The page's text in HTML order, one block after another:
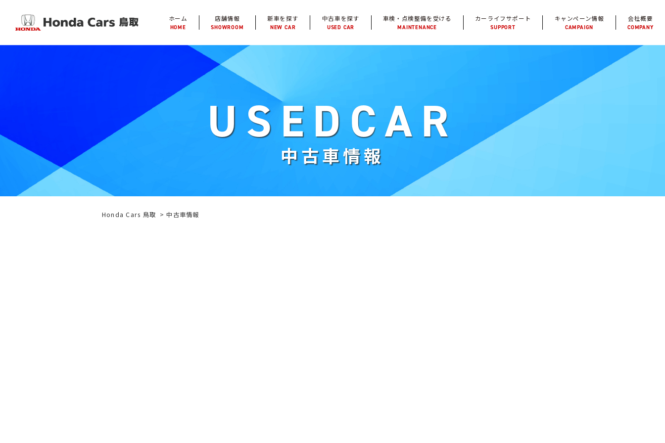
ホーム
HOME
店舗情報
SHOWROOM
新車を探す
NEW CAR
中古車を探す
USED CAR
車検・点検整備を受ける
MAINTENANCE
カーライフサポート
SUPPORT
キャンペーン情報
CAMPAIGN
会社概要
COMPANY
USEDCAR
中古車情報
Honda Cars 鳥取 中古車情報